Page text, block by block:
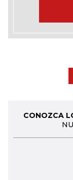
CONOZCA